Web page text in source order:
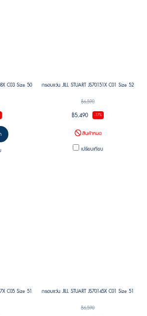
C03 Size 50
กรอบแว่น JILL STUART JS70151X C01 Size 52
฿6,590
฿5,490 -17%
สินค้าหมด
เปรียบเทียบ
C05 Size 51
กรอบแว่น JILL STUART JS70145X C01 Size 51
฿6,590